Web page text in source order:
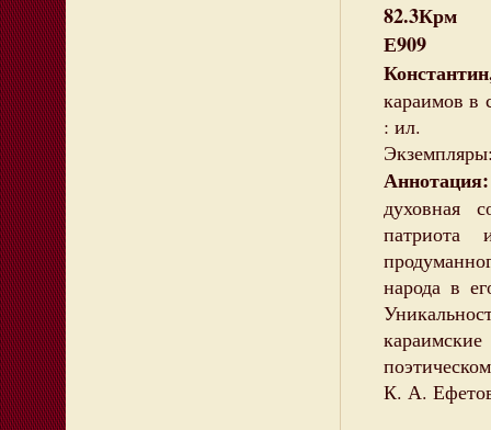
82.3Крм
Е909
караимов в
: ил.
Аннотация:
духовная
патриота
народа в
К. А.